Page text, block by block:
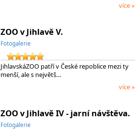
více »
ZOO v Jihlavě V.
Fotogalerie
JihlavskáZOO patří v České repoblice mezi ty
menší, ale s největš…
více »
ZOO v Jihlavě IV - jarní návštěva.
Fotogalerie